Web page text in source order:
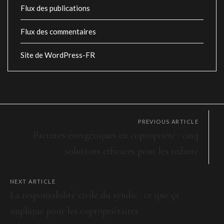
Flux des publications
Flux des commentaires
Site de WordPress-FR
PREVIOUS ARTICLE
Factures énergétiques en copropriété : cinq
solutions efficaces pour les réduire
NEXT ARTICLE
La responsabilité civile du syndic : ce que ça
implique pour les copropriétaires